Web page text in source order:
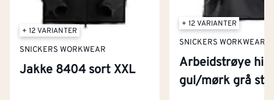
+ 12 VARIANTER
SNICKERS WORKWEAR
Jakke 8404 sort XXL
+ 12 VARIANTER
SNICKERS WORKWEAR
Arbeidstrøye
gul/mørk grå str